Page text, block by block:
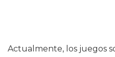
Actualmente, los juegos